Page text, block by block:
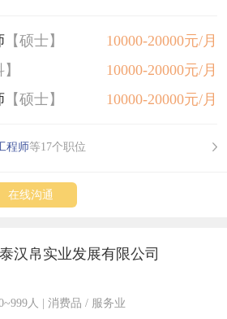
【硕士】
10000-20000元/月
10000-20000元/月
【硕士】 10000-20000元/月
程师等17个职位
在线沟通
汉帛实业发展有限公司
人 | 消费品 / 服务业